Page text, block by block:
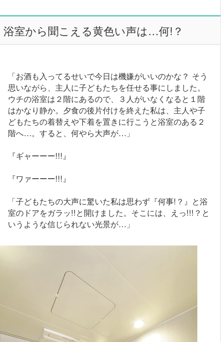
浴室から聞こえる黄色い声は…何!？
「お酒も入ってるせいで今日は機嫌がいいのかな？ そう
思いながら、主人に子どもたちを任せる事にしました。
ウチの浴室は２階にあるので、３人がいなくなると１階
はかなり静か。夕食の後片付けを終えた私は、主人や子
どもたちの着替えや下着を置きに行こうと浴室のある２
階へ…。すると、何やら大声が…」
『ギャーーー!!!』
『ワァーーー!!!』
「子どもたちの大声に驚いた私は思わず『何事!？』と浴
室のドアをガラッ!!と開けました。そこには、えっ!!!？と
いうような信じられない光景が…」